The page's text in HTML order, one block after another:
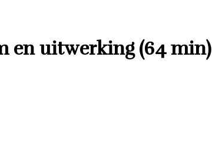
en uitwerking (64 min)